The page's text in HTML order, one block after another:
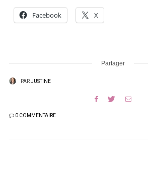
Facebook X
Partager
PARJUSTINE
0 COMMENTAIRE